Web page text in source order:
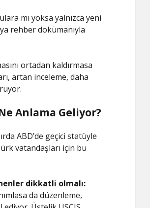
mı yoksa yalnızca yeni
rehber dokümanıyla
ortadan kaldırmasa
artan inceleme, daha
Anlama Geliyor?
ABD’de geçici statüyle
vatandaşları için bu
dikkatli olmalı:
da düzenleme,